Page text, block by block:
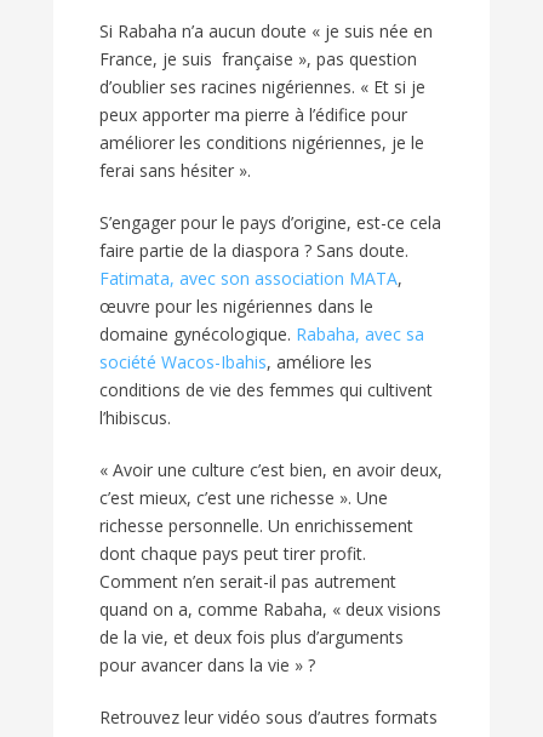
Si Rabaha n’a aucun doute « je suis née en
France, je suis française », pas question
d’oublier ses racines nigériennes. « Et si je
peux apporter ma pierre à l’édifice pour
améliorer les conditions nigériennes, je le
ferai sans hésiter ».
S’engager pour le pays d’origine, est-ce cela
faire partie de la diaspora ? Sans doute.
Fatimata, avec son association MATA,
œuvre pour les nigériennes dans le
domaine gynécologique. Rabaha, avec sa
société Wacos-Ibahis, améliore les
conditions de vie des femmes qui cultivent
l’hibiscus.
« Avoir une culture c’est bien, en avoir deux,
c’est mieux, c’est une richesse ». Une
richesse personnelle. Un enrichissement
dont chaque pays peut tirer profit.
Comment n’en serait-il pas autrement
quand on a, comme Rabaha, « deux visions
de la vie, et deux fois plus d’arguments
pour avancer dans la vie » ?
Retrouvez leur vidéo sous d’autres formats